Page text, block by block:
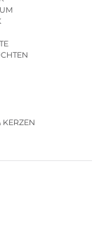
KERZEN